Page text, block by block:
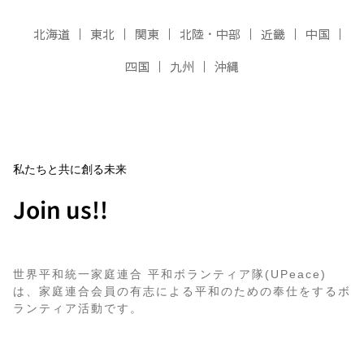
北海道 東北 関東 北陸・中部 近畿
中国
四国
九州 沖縄
私たちと共に創る未来
Join us!!
世界平和統一家庭連合 平和ボランティア隊(UPeace)
は、家庭連合会員の有志による平和のための奉仕をするボ
ランティア活動です。